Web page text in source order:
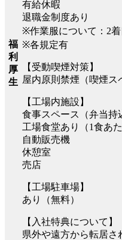
福
利
厚
生
有給休暇
退職金制度あり
※作業服について：2着
※各規定有
【受動喫煙対策】
屋内原則禁煙（喫煙ス
【工場内施設】
食事スペース（弁当持
工場食堂あり（1食あ
自動販売機
休憩室
売店
【工場駐車場】
あり（無料）
【入社特典について】
県外や遠方から転居さ